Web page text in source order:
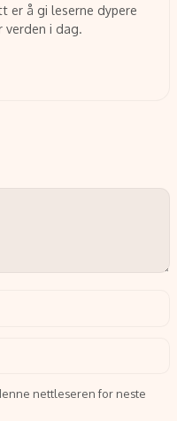
er å gi leserne dypere
verden i dag.
nettleseren for neste